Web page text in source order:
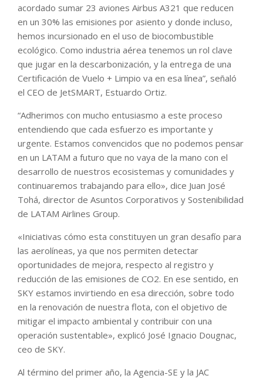
acordado sumar 23 aviones Airbus A321 que reducen
en un 30% las emisiones por asiento y donde incluso,
hemos incursionado en el uso de biocombustible
ecológico. Como industria aérea tenemos un rol clave
que jugar en la descarbonización, y la entrega de una
Certificación de Vuelo + Limpio va en esa línea”, señaló
el CEO de JetSMART, Estuardo Ortiz.
“Adherimos con mucho entusiasmo a este proceso
entendiendo que cada esfuerzo es importante y
urgente. Estamos convencidos que no podemos pensar
en un LATAM a futuro que no vaya de la mano con el
desarrollo de nuestros ecosistemas y comunidades y
continuaremos trabajando para ello», dice Juan José
Tohá, director de Asuntos Corporativos y Sostenibilidad
de LATAM Airlines Group.
«Iniciativas cómo esta constituyen un gran desafío para
las aerolíneas, ya que nos permiten detectar
oportunidades de mejora, respecto al registro y
reducción de las emisiones de CO2. En ese sentido, en
SKY estamos invirtiendo en esa dirección, sobre todo
en la renovación de nuestra flota, con el objetivo de
mitigar el impacto ambiental y contribuir con una
operación sustentable», explicó José Ignacio Dougnac,
ceo de SKY.
Al término del primer año, la Agencia-SE y la JAC